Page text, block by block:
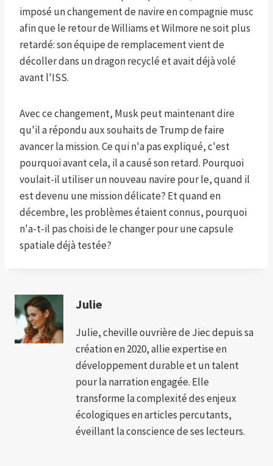
imposé un changement de navire en compagnie musc
afin que le retour de Williams et Wilmore ne soit plus
retardé: son équipe de remplacement vient de
décoller dans un dragon recyclé et avait déjà volé
avant l'ISS.
Avec ce changement, Musk peut maintenant dire
qu'il a répondu aux souhaits de Trump de faire
avancer la mission. Ce qui n'a pas expliqué, c'est
pourquoi avant cela, il a causé son retard. Pourquoi
voulait-il utiliser un nouveau navire pour le, quand il
est devenu une mission délicate? Et quand en
décembre, les problèmes étaient connus, pourquoi
n'a-t-il pas choisi de le changer pour une capsule
spatiale déjà testée?
Julie
Julie, cheville ouvrière de Jiec depuis sa
création en 2020, allie expertise en
développement durable et un talent
pour la narration engagée. Elle
transforme la complexité des enjeux
écologiques en articles percutants,
éveillant la conscience de ses lecteurs.